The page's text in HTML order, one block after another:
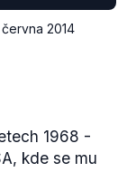
2014
1968 -
kde se mu